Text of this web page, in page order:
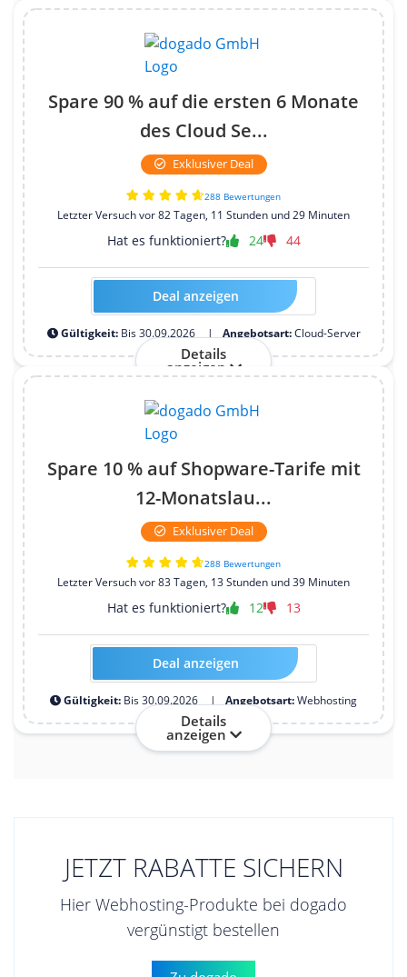
Spare 90 % auf die ersten 6 Monate
des Cloud Se...
Exklusiver Deal
288 Bewertungen
Letzter Versuch vor 82 Tagen, 11 Stunden und 29 Minuten
Hat es funktioniert? 24 44
HOSTTEST-VPSL90-2026-12M
Deal anzeigen
Gültigkeit:Bis 30.09.2026 Angebotsart:Cloud-Server
Details
anzeigen
Spare 10 % auf Shopware-Tarife mit
12-Monatslau...
Exklusiver Deal
288 Bewertungen
Letzter Versuch vor 83 Tagen, 13 Stunden und 39 Minuten
Hat es funktioniert? 12 13
HOSTTESTSHOP10-2025-12M
Deal anzeigen
Gültigkeit: Bis 30.09.2026 Angebotsart:Webhosting
Details
anzeigen
JETZT RABATTE SICHERN
Hier Webhosting-Produkte bei dogado
vergünstigt bestellen